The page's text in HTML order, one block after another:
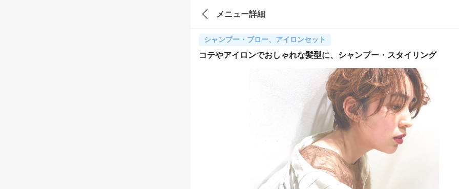
メニュー詳細
シャンプー・ブロー、アイロンセット
コテやアイロンでおしゃれな髪型に、シャンプー・スタイリング